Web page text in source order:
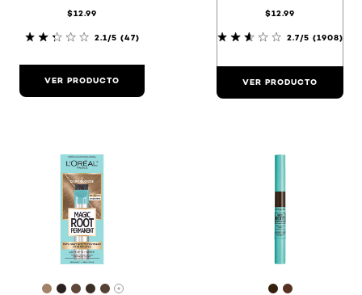
$12.99
2.1/5 (47)
VER PRODUCTO
$12.99
2.7/5 (1908)
VER PRODUCTO
[Color]: #A28266
[Color]: #28211F
[Color]: #5F483A
[Color]: #3D2E25
[Color]: #564235
Hay más tonos disponibles[Color]:
[Color]: